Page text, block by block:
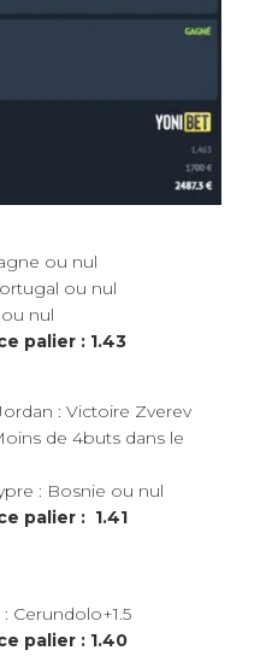
ou nul
ou nul
nul
palier : 1.43
: Victoire Zverev
de 4buts dans le
: Bosnie ou nul
palier : 1.41
Cerundolo+1.5
palier : 1.40